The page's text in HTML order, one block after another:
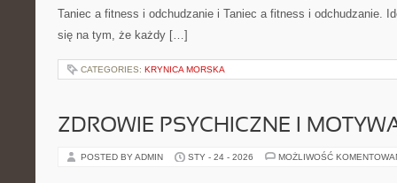
Taniec a fitness i odchudzanie i Taniec a fitness i odchudzanie.
się na tym, że każdy […]
CATEGORIES: KRYNICA MORSKA
ZDROWIE PSYCHICZNE I
POSTED BY ADMIN STY - 24 - 2026 MOŻLIWOŚĆ